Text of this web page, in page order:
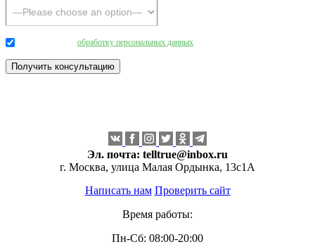
обработку персональных данных
Эл. почта: telltrue@inbox.ru
г. Москва, улица Малая Ордынка, 13с1А
Написать нам Проверить сайт
Время работы:
Пн-Сб: 08:00-20:00